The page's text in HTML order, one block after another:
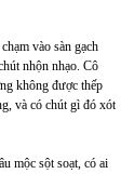
vào sàn gạch
nhộn nhạo. Cô
không được thếp
và có chút gì đó xót
mộc sột soạt, có ai